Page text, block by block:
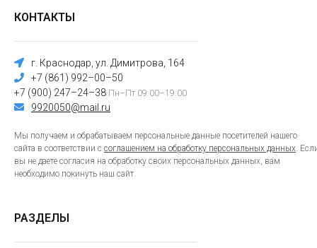
КОНТАКТЫ
г. Краснодар, ул. Димитрова, 164
+7 (861) 992–00–50
+7 (900) 247–24–38 Пн–Пт 09:00–19:00
9920050@mail.ru
Мы получаем и обрабатываем персональные данные посетителей нашего
сайта в соответствии с соглашением на обработку персональных данных.
вы не даете согласия на обработку своих персональных данных, вам
необходимо покинуть наш сайт.
РАЗДЕЛЫ